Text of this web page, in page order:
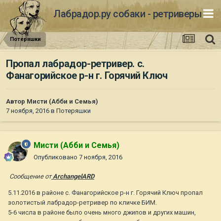
Лабрадор.ру собаки - ретриверы
Потеряшки
Пропал лабрадор-ретривер. с.
Фанагорийское р-н г. Горячий Ключ
Автор Мисти (Абби и Семья)
7 ноября, 2016 в Потеряшки
Мисти (Абби и Семья)
Опубликовано 7 ноября, 2016
Сообщение отArchangelARD
5.11.2016 в районе с. Фанагорийское р-н г. Горячий Ключ пропал
золотистый лабрадор-ретривер по кличке БИМ.
5-6 числа в районе было очень много джипов и других машин,